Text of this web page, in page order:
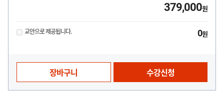
379,000원
교안으로 제공됩니다. 0원
장바구니 수강신청